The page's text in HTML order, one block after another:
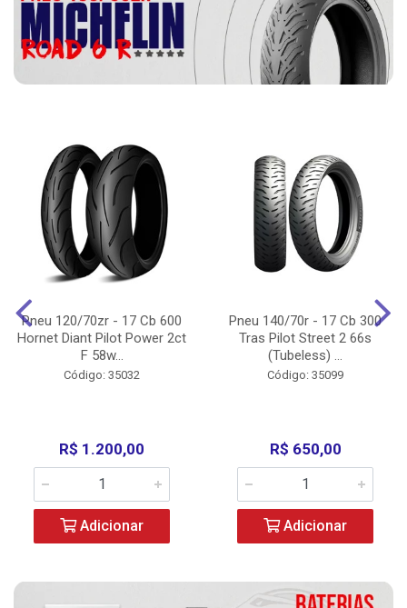
Pneu 120/70zr - 17 Cb 600
Hornet Diant Pilot Power 2ct
F 58w...
Código: 35032
R$ 1.200,00
Adicionar
Pneu 140/70r - 17 Cb 300
Tras Pilot Street 2 66s
(Tubeless) ...
Código: 35099
R$ 650,00
Adicionar